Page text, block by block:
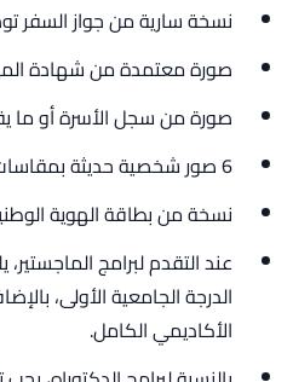
نسخة سارية من جواز السفر
صورة معتمدة من شهادة
صورة من سجل الأسرة أو ما
6 صور شخصية حديثة بمقاسات رسمية.
نسخة من بطاقة الهوية
عند التقدم لبرامج
الدرجة الجامعية الأولى،
الأكاديمي الكامل.